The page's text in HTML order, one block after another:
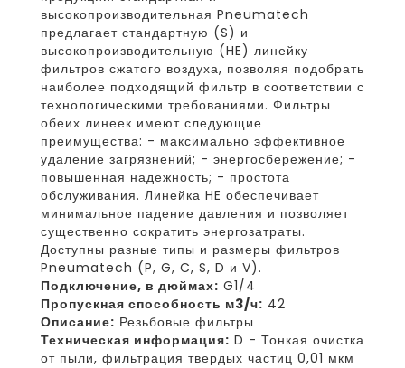
высокопроизводительная Pneumatech
предлагает стандартную (S) и
высокопроизводительную (HE) линейку
фильтров сжатого воздуха, позволяя подобрать
наиболее подходящий фильтр в соответствии с
технологическими требованиями. Фильтры
обеих линеек имеют следующие
преимущества: - максимально эффективное
удаление загрязнений; - энергосбережение; -
повышенная надежность; - простота
обслуживания. Линейка HE обеспечивает
минимальное падение давления и позволяет
существенно сократить энергозатраты.
Доступны разные типы и размеры фильтров
Pneumatech (P, G, C, S, D и V).
Подключение, в дюймах: G1/4
Пропускная способность м3/ч: 42
Описание: Резьбовые фильтры
Техническая информация: D - Тонкая очистка
от пыли, фильтрация твердых частиц 0,01 мкм